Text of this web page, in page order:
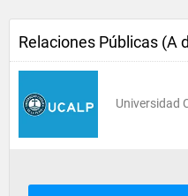
Relaciones Públicas (A
Universidad